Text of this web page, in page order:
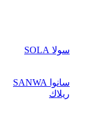
سولا SOLA
سانوا SANWA
ريلاك